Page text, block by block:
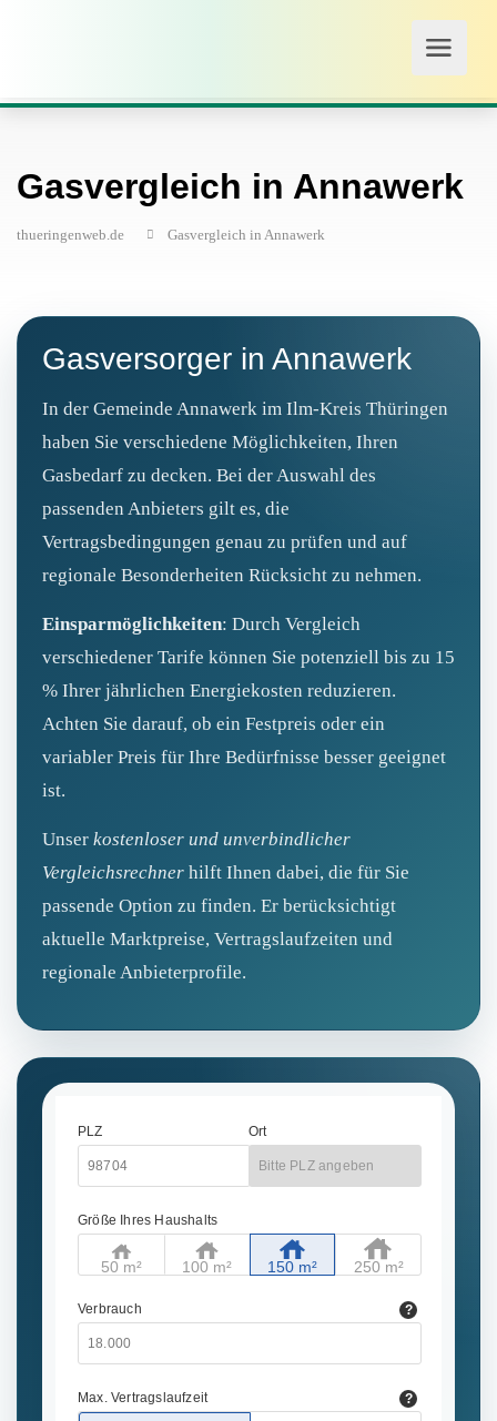
Gasvergleich in Annawerk
thueringenweb.de Gasvergleich in Annawerk
Gasversorger in Annawerk
In der Gemeinde Annawerk im Ilm-Kreis Thüringen
haben Sie verschiedene Möglichkeiten, Ihren
Gasbedarf zu decken. Bei der Auswahl des
passenden Anbieters gilt es, die
Vertragsbedingungen genau zu prüfen und auf
regionale Besonderheiten Rücksicht zu nehmen.
Einsparmöglichkeiten: Durch Vergleich
verschiedener Tarife können Sie potenziell bis zu 15
% Ihrer jährlichen Energiekosten reduzieren.
Achten Sie darauf, ob ein Festpreis oder ein
variabler Preis für Ihre Bedürfnisse besser geeignet
ist.
Unser kostenloser und unverbindlicher
Vergleichsrechner hilft Ihnen dabei, die für Sie
passende Option zu finden. Er berücksichtigt
aktuelle Marktpreise, Vertragslaufzeiten und
regionale Anbieterprofile.